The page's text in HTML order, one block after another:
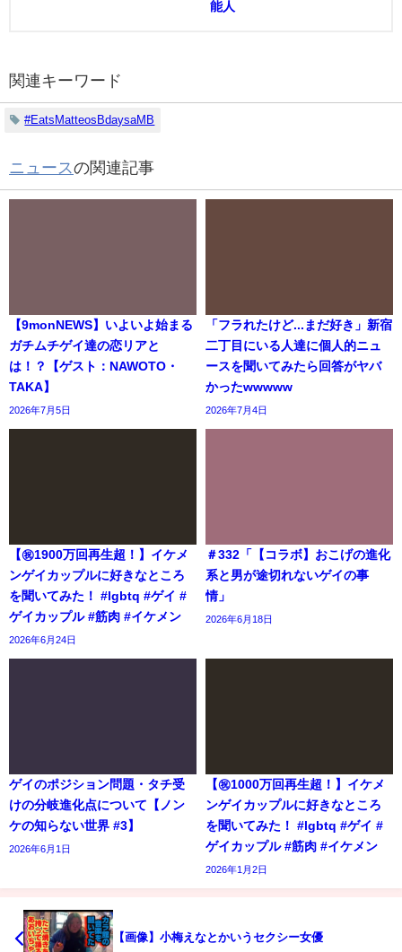
能人
関連キーワード
#EatsMatteosBdaysaMB
ニュース の関連記事
【9monNEWS】いよいよ始まる
ガチムチゲイ達の恋リアと
は！？【ゲスト：NAWOTO・
TAKA】
2026年7月5日
「フラれたけど...まだ好き」新宿
二丁目にいる人達に個人的ニュ
ースを聞いてみたら回答がヤバ
かったwwwww
2026年7月4日
【㊗️1900万回再生超！】イケメ
ンゲイカップルに好きなところ
を聞いてみた！ #lgbtq #ゲイ #
ゲイカップル #筋肉 #イケメン
2026年6月24日
＃332「【コラボ】おこげの進化
系と男が途切れないゲイの事
情」
2026年6月18日
ゲイのポジション問題・タチ受
けの分岐進化点について【ノン
ケの知らない世界 #3】
2026年6月1日
【㊗️1000万回再生超！】イケメ
ンゲイカップルに好きなところ
を聞いてみた！ #lgbtq #ゲイ #
ゲイカップル #筋肉 #イケメン
2026年1月2日
【画像】小梅えなとかいうセクシー女優